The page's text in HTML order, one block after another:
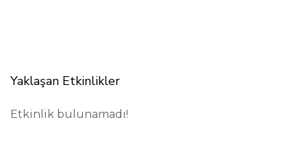
Yaklaşan Etkinlikler
Etkinlik bulunamadı!